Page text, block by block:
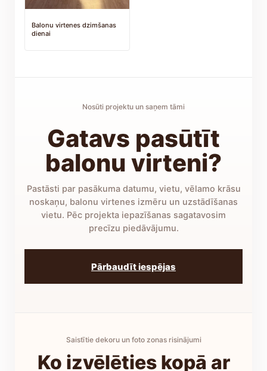
Balonu virtenes dzimšanas
dienai
Nosūti projektu un saņem tāmi
Gatavs pasūtīt
balonu virteni?
Pastāsti par pasākuma datumu, vietu, vēlamo krāsu
noskaņu, balonu virtenes izmēru un uzstādīšanas
vietu. Pēc projekta iepazīšanas sagatavosim
precīzu piedāvājumu.
Pārbaudīt iespējas
Saistītie dekoru un foto zonas risinājumi
Ko izvēlēties kopā ar